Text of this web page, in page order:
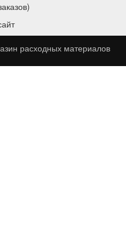
расходных материалов